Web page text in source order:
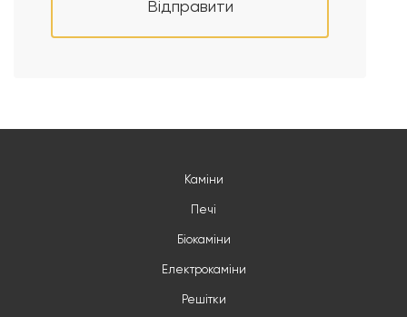
Відправити
Каміни
Печі
Біокаміни
Електрокаміни
Решітки